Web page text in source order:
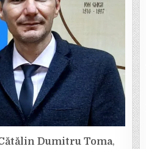
Dumitru Toma,